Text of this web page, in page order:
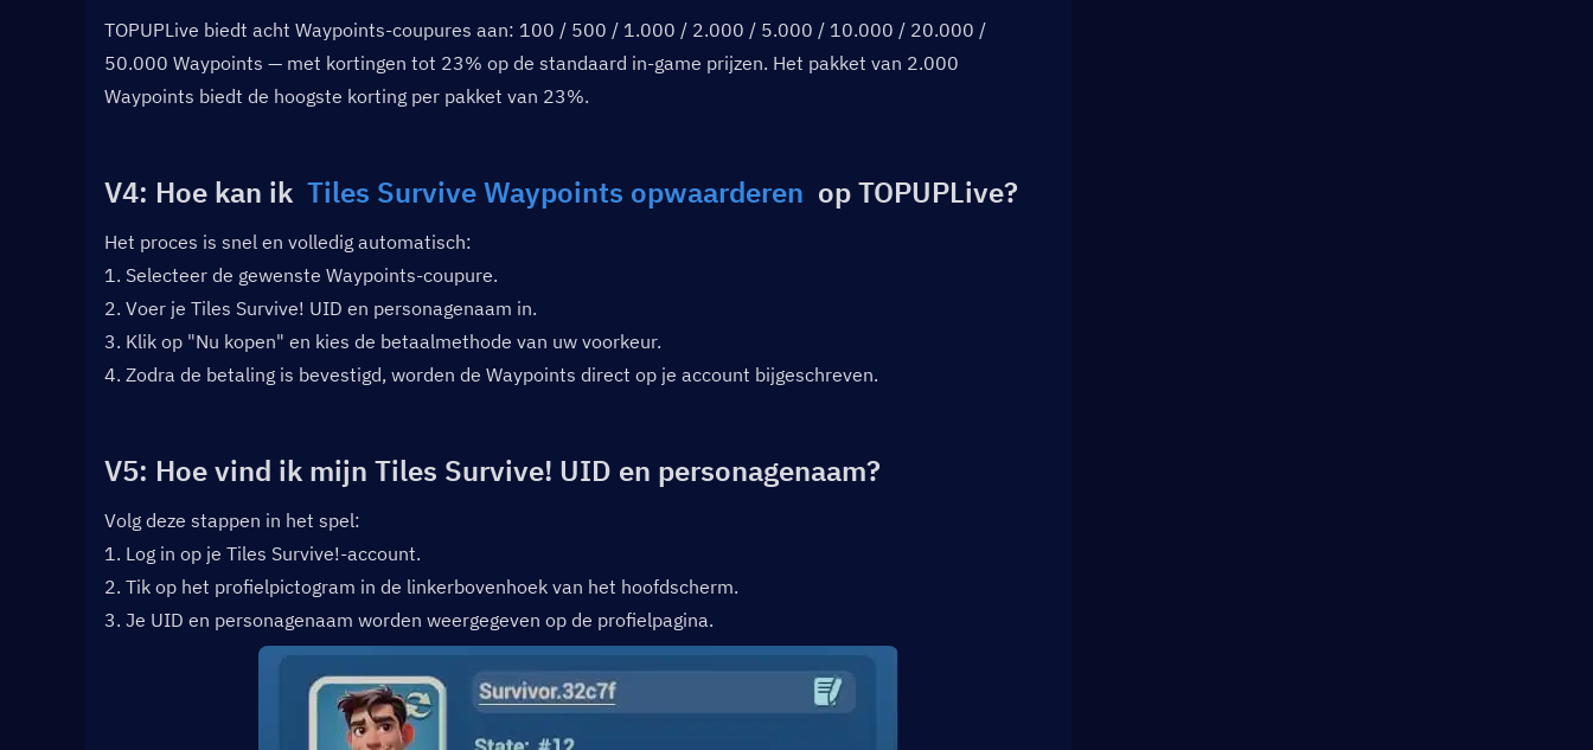
TOPUPLive biedt acht Waypoints-coupures aan: 100 / 500 / 1.000 / 2.000 / 5.000 / 10.000 / 20.000 /
50.000 Waypoints — met kortingen tot 23% op de standaard in-game prijzen. Het pakket van 2.000
Waypoints biedt de hoogste korting per pakket van 23%.
V4: Hoe kan ik Tiles Survive Waypoints opwaarderen
  op TOPUPLive?
Het proces is snel en volledig automatisch:
1. Selecteer de gewenste Waypoints-coupure.
2. Voer je Tiles Survive! UID en personagenaam in.
3. Klik op "Nu kopen" en kies de betaalmethode van uw voorkeur.
4. Zodra de betaling is bevestigd, worden de Waypoints direct op je account bijgeschreven.
V5: Hoe vind ik mijn Tiles Survive! UID en personagenaam?
Volg deze stappen in het spel:
1. Log in op je Tiles Survive!-account.
2. Tik op het profielpictogram in de linkerbovenhoek van het hoofdscherm.
3. Je UID en personagenaam worden weergegeven op de profielpagina.